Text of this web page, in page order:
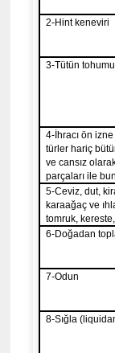
2-Hint keneviri
3-Tütün
4-İhracı ön
türler hariç
ve cansız
parçaları ile
5-Ceviz, dut,
karaağaç ve
tomruk,
6-Doğadan
7-Odun
8-Sığla (